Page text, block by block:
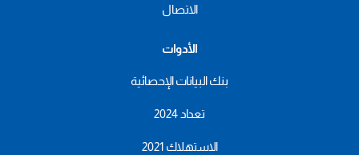
الاتصال
الأدوات
بنك البيانات الإحصائية
تعداد 2024
الاستهلاك 2021